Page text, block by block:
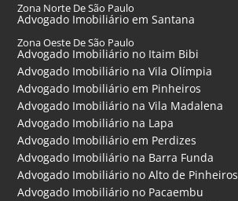
Zona Norte De São Paulo
Advogado Imobiliário em Santana
Zona Oeste De São Paulo
Advogado Imobiliário no Itaim Bibi
Advogado Imobiliário na Vila Olímpia
Advogado Imobiliário em Pinheiros
Advogado Imobiliário na Vila Madalena
Advogado Imobiliário na Lapa
Advogado Imobiliário em Perdizes
Advogado Imobiliário na Barra Funda
Advogado Imobiliário no Alto de Pinheiros
Advogado Imobiliário no Pacaembu